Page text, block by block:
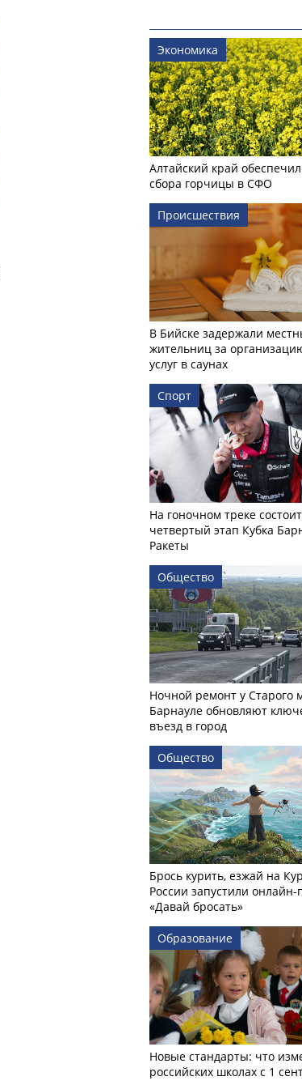
Экономика
Алтайский край
сбора горчицы в СФО
Происшествия
В Бийске задержали
жительниц за
услуг в саунах
Спорт
На гоночном треке
четвертый этап Кубка
Ракеты
Общество
Ночной ремонт у Старого
Барнауле обновляют
въезд в город
Общество
Брось курить, езжай на
России запустили
«Давай бросать»
Образование
Новые стандарты: что
российских школах с 1